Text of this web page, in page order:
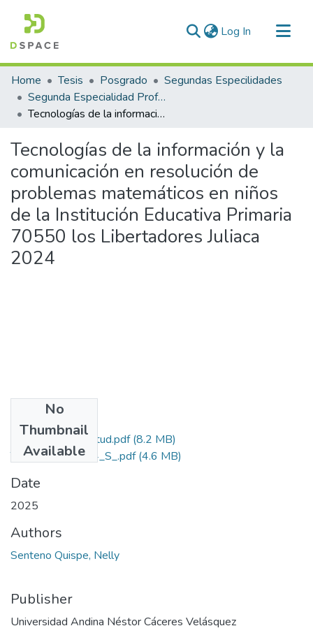
Log In (current)
Communities & Collections
All of DSpace
Statistics
Home Tesis Posgrado
Segundas Especilidades
Segunda Especialidad Profesional en Tecnología, Computación e Informática Educativa
Tecnologías de la información y la comunicación en resolución de problemas matemáticos en niños de la Institución Educativa Primaria 70550 los Libertadores Juliaca 2024
Tecnologías de la información y la
comunicación en resolución de
problemas matemáticos en niños
de la Institución Educativa Primaria
70550 los Libertadores Juliaca
2024
No
Thumbnail
Available
Grado de Similitud.pdf(8.2 MB)
T036_42068774_S_.pdf(4.6 MB)
Date
2025
Authors
Senteno Quispe, Nelly
Publisher
Universidad Andina Néstor Cáceres Velásquez